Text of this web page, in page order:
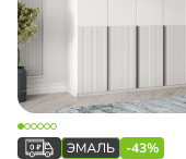
-43%